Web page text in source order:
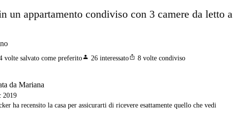
un appartamento condiviso con 3 camere da letto a
volte salvato come preferitoperson 26 interessatoios_share 8 volte condiviso
da Mariana
2019
ha recensito la casa per assicurarti di ricevere esattamente quello che vedi